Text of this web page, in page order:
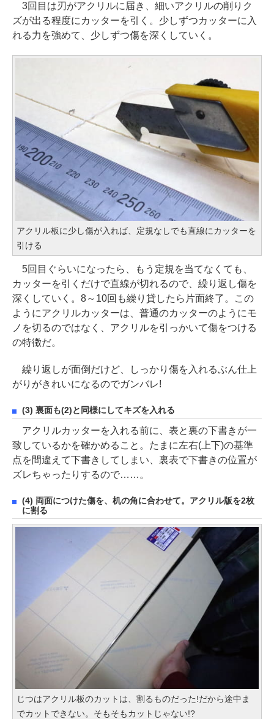
3回目は刃がアクリルに届き、細いアクリルの削りク
ズが出る程度にカッターを引く。少しずつカッターに入
れる力を強めて、少しずつ傷を深くしていく。
アクリル板に少し傷が入れば、定規なしでも直線にカッターを
引ける
5回目ぐらいになったら、もう定規を当てなくても、
カッターを引くだけで直線が切れるので、繰り返し傷を
深くしていく。8～10回も繰り貸したら片面終了。この
ようにアクリルカッターは、普通のカッターのようにモ
ノを切るのではなく、アクリルを引っかいて傷をつける
の特徴だ。
繰り返しが面倒だけど、しっかり傷を入れるぶん仕上
がりがきれいになるのでガンバレ!
(3) 裏面も(2)と同様にしてキズを入れる
アクリルカッターを入れる前に、表と裏の下書きが一
致しているかを確かめること。たまに左右(上下)の基準
点を間違えて下書きしてしまい、裏表で下書きの位置が
ズレちゃったりするので……。
(4) 両面につけた傷を、机の角に合わせて。アクリル版を2枚
に割る
じつはアクリル板のカットは、割るものだった!だから途中ま
でカットできない。そもそもカットじゃない!?